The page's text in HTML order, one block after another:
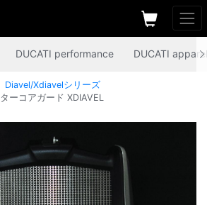
DUCATI performance DUCATI apparel
Diavel/Xdiavelシリーズ
ーコアガード XDIAVEL